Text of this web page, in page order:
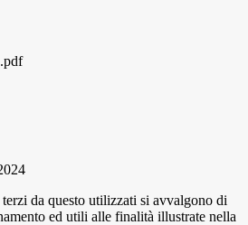
da questo utilizzati si avvalgono di
ed utili alle finalità illustrate nella